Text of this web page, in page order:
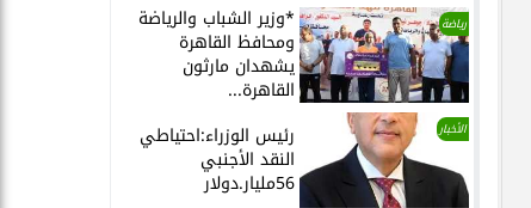
رياضة *وزير الشباب والرياضة
ومحافظ القاهرة
يشهدان مارثون
القاهرة...
الأخبار رئيس الوزراء:احتياطي
النقد الأجنبي
56مليار.دولار